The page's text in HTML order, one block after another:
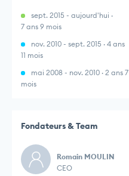
sept. 2015 - aujourd'hui ·
7 ans 9 mois
nov. 2010 - sept. 2015 · 4 ans
11 mois
mai 2008 - nov. 2010 · 2 ans 7
mois
Fondateurs & Team
Romain MOULIN
CEO